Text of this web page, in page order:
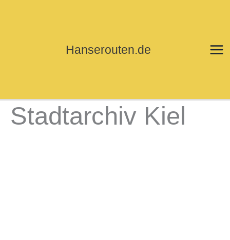
Hanserouten.de
Stadtarchiv Kiel